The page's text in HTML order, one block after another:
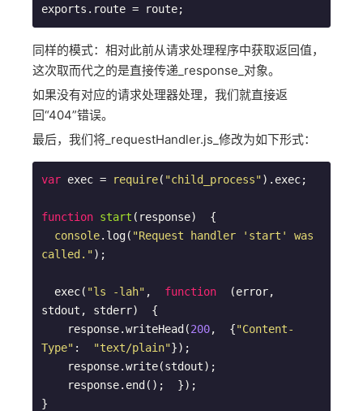
exports.route = route;
同样的模式：相对此前从请求处理程序中获取返回值，
这次取而代之的是直接传递_response_对象。
如果没有对应的请求处理器处理，我们就直接返
回“404”错误。
最后，我们将_requestHandler.js_修改为如下形式：
var exec = require( "child_process").exec;
function start ( response) {
console.log( "Request handler 'start' was
called.");
exec( "ls -lah" , function
  (
error,
stdout, stderr) {
response.writeHead(200,  {"Content-
Type" : "text/plain"});
response.write(stdout);
response.end();  });
}